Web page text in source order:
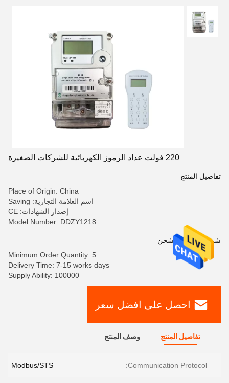
220 فولت عداد الرموز الكهربائية للشركات الصغيرة
تفاصيل المنتج
Place of Origin: China
اسم العلامة التجارية: Saving
إصدار الشهادات: CE
Model Number: DDZY1218
شروط الدفع والشحن
Minimum Order Quantity: 5
Delivery Time: 7-15 works days
Supply Ability: 100000
احصل على افضل سعر
تفاصيل المنتج وصف المنتج
Communication Protocol:
Modbus/STS